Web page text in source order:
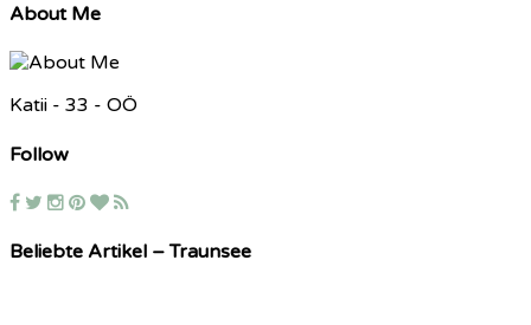
About Me
Katii - 33 - OÖ
Follow
Beliebte Artikel – Traunsee